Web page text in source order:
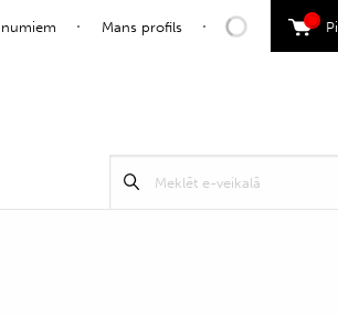
Mans profils 0
Meklēt